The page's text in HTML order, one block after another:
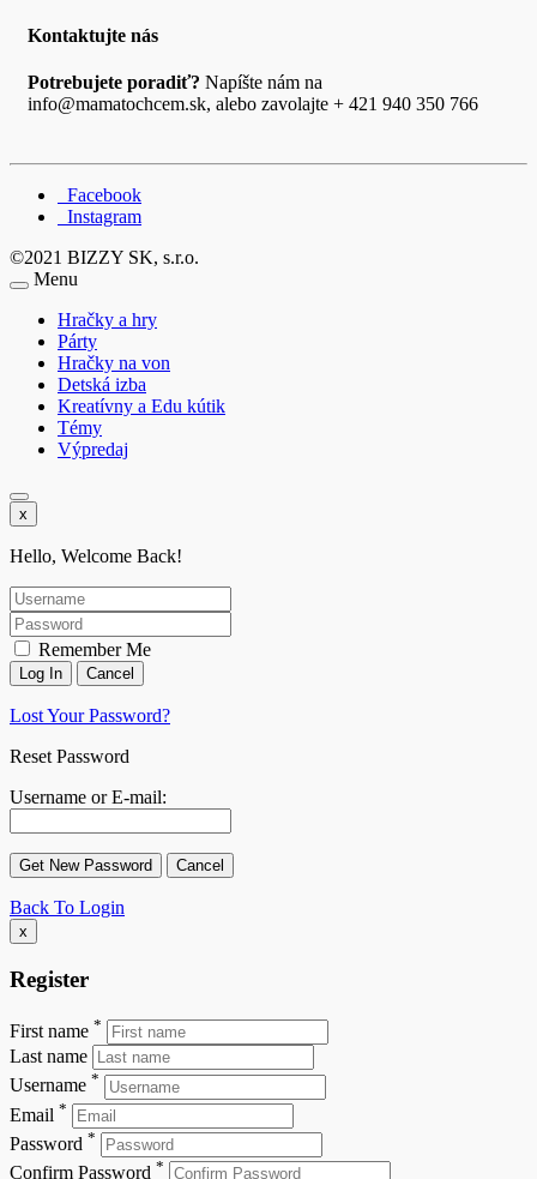
Kontaktujte nás
Potrebujete poradiť? Napíšte nám na
info@mamatochcem.sk, alebo zavolajte + 421 940 350 766
Facebook
Instagram
©2021 BIZZY SK, s.r.o.
Menu
Hračky a hry
Párty
Hračky na von
Detská izba
Kreatívny a Edu kútik
Témy
Výpredaj
x
Hello, Welcome Back!
Remember Me
Lost Your Password?
Reset Password
Username or E-mail:
Back To Login
x
Register
First name *
Last name
Username *
Email *
Password *
Confirm Password *